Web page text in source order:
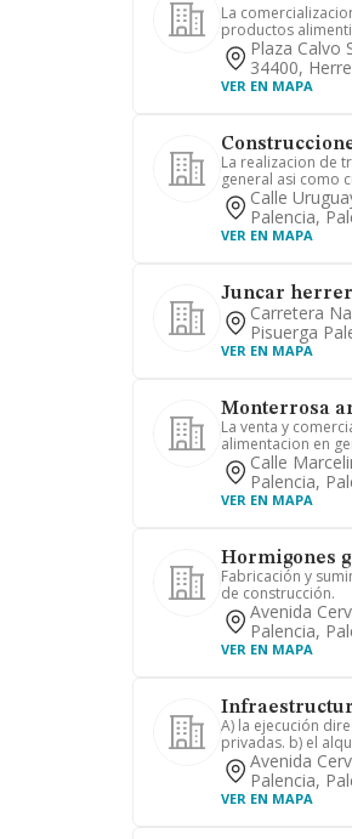
La
productos
Plaza Calvo
34400,
VER EN MAPA
La realizacion de
general asi como
Calle
Palencia,
VER EN MAPA
Juncar
Carretera
Pisuerga
VER EN MAPA
Monterrosa
La venta y
alimentacion en
Calle
Palencia,
VER EN MAPA
Hormigones
Fabricación y
de construcción.
Avenida
Palencia,
VER EN MAPA
A) la ejecución
privadas. b) el
Avenida
Palencia,
VER EN MAPA